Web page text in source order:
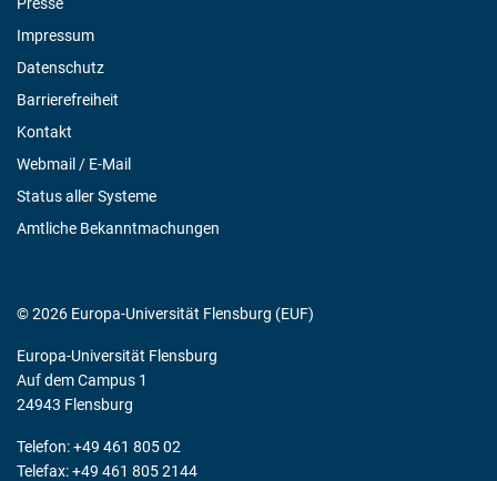
Impressum
Datenschutz
Barrierefreiheit
Kontakt
Webmail / E-Mail
Status aller Systeme
Amtliche Bekanntmachungen
© 2026 Europa-Universität Flensburg (EUF)
Europa-Universität Flensburg
Auf dem Campus 1
24943 Flensburg
Telefon: +49 461 805 02
Telefax: +49 461 805 2144